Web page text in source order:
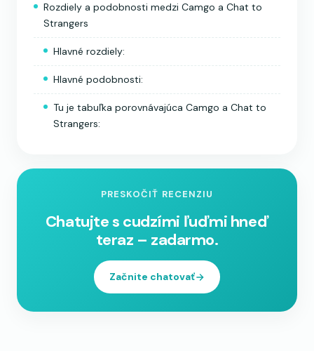
Rozdiely a podobnosti medzi Camgo a Chat to
Strangers
Hlavné rozdiely:
Hlavné podobnosti:
Tu je tabuľka porovnávajúca Camgo a Chat to
Strangers:
PRESKOČIŤ RECENZIU
Chatujte s cudzími ľuďmi hneď
teraz – zadarmo.
Začnite chatovať